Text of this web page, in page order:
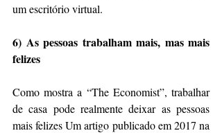
um escritório virtual.
6) As pessoas trabalham mais, mas mais
felizes
Como mostra a “The Economist”, trabalhar
de casa pode realmente deixar as pessoas
mais felizes Um artigo publicado em 2017 na